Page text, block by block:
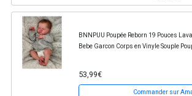
BNNPUU Poupée Reborn 19 Pouces
Bebe Garcon Corps en Vinyle Souple
53,99€
Commander sur